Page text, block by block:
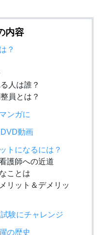
内容
？
人は誰？
員とは？
ンガに
動画
トになるには？
護師への近道
ことは
リット＆デメリッ
験にチャレンジ
の歴史